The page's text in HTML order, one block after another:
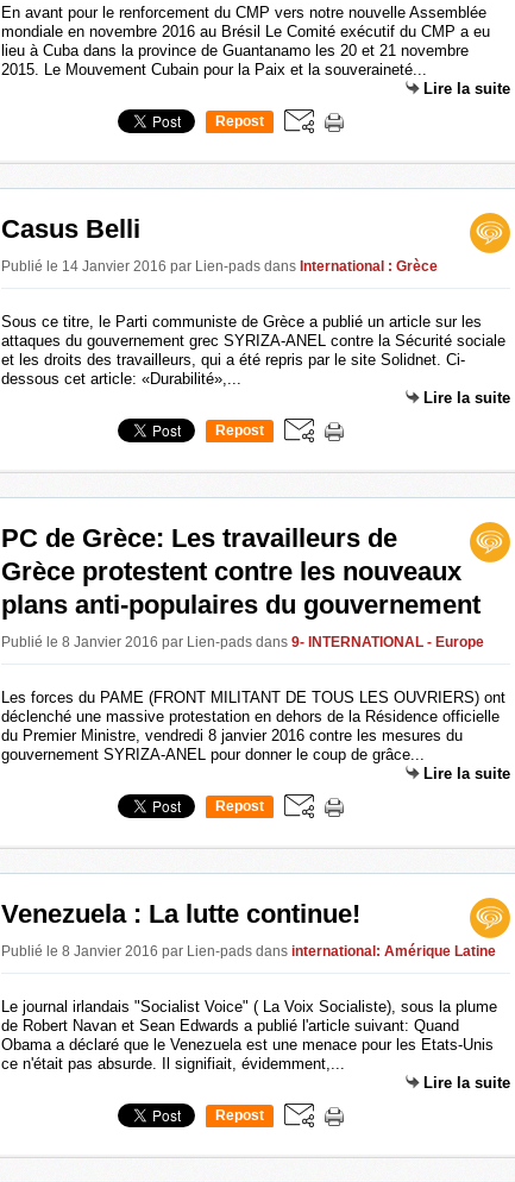
En avant pour le renforcement du CMP vers notre nouvelle Assemblée
mondiale en novembre 2016 au Brésil Le Comité exécutif du CMP a eu
lieu à Cuba dans la province de Guantanamo les 20 et 21 novembre
2015. Le Mouvement Cubain pour la Paix et la souveraineté...
Lire la suite
Repost
Casus Belli
Publié le 14 Janvier 2016 par Lien-pads dans International : Grèce
Sous ce titre, le Parti communiste de Grèce a publié un article sur les
attaques du gouvernement grec SYRIZA-ANEL contre la Sécurité sociale
et les droits des travailleurs, qui a été repris par le site Solidnet. Ci-
dessous cet article: «Durabilité»,...
Lire la suite
Repost
PC de Grèce: Les travailleurs de
Grèce protestent contre les nouveaux
plans anti-populaires du gouvernement
Publié le 8 Janvier 2016 par Lien-pads dans 9- INTERNATIONAL - Europe
Les forces du PAME (FRONT MILITANT DE TOUS LES OUVRIERS) ont
déclenché une massive protestation en dehors de la Résidence officielle
du Premier Ministre, vendredi 8 janvier 2016 contre les mesures du
gouvernement SYRIZA-ANEL pour donner le coup de grâce...
Lire la suite
Repost
Venezuela : La lutte continue!
Publié le 8 Janvier 2016 par Lien-pads dans international: Amérique Latine
Le journal irlandais "Socialist Voice" ( La Voix Socialiste), sous la plume
de Robert Navan et Sean Edwards a publié l'article suivant: Quand
Obama a déclaré que le Venezuela est une menace pour les Etats-Unis
ce n'était pas absurde. Il signifiait, évidemment,...
Lire la suite
Repost